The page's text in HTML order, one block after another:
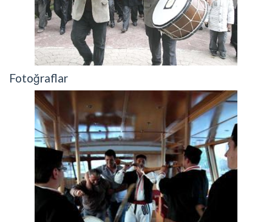
Fotoğraflar